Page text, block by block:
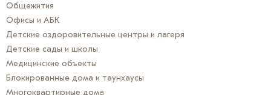
Общежития
Офисы и АБК
Детские оздоровительные центры и лагеря
Детские сады и школы
Медицинские объекты
Блокированные дома и таунхаусы
Многоквартирные дома